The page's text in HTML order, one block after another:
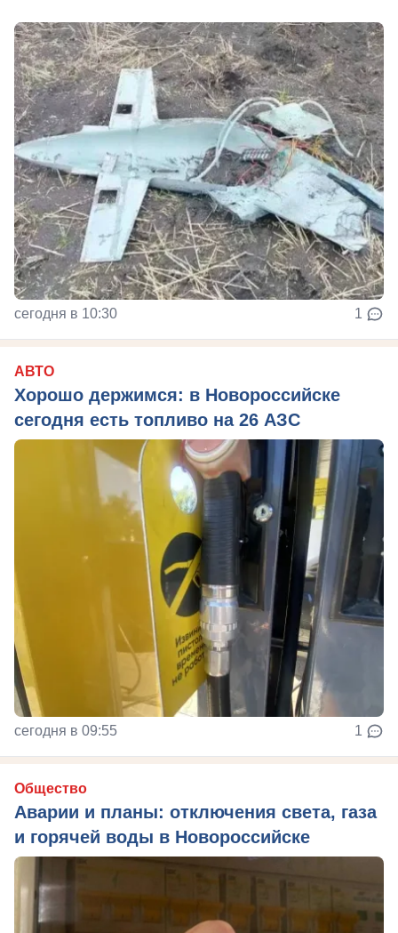
сегодня в 10:30 1
АВТО
Хорошо держимся: в Новороссийске
сегодня есть топливо на 26 АЗС
сегодня в 09:55 1
Общество
Аварии и планы: отключения света, газа
и горячей воды в Новороссийске